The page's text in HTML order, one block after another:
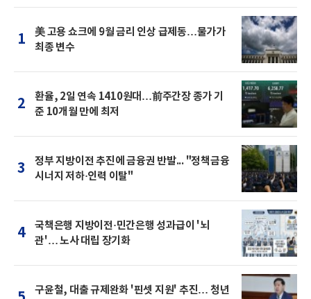
1
美 고용 쇼크에 9월 금리 인상 급제동…물가가
최종 변수
2
환율, 2일 연속 1410원대…前주간장 종가 기
준 10개월 만에 최저
3
정부 지방이전 추진에 금융권 반발... "정책금융
시너지 저하·인력 이탈"
4
국책은행 지방이전·민간은행 성과급이 '뇌
관'… 노사 대립 장기화
구윤철, 대출 규제완화 '핀셋 지원' 추진… 청년